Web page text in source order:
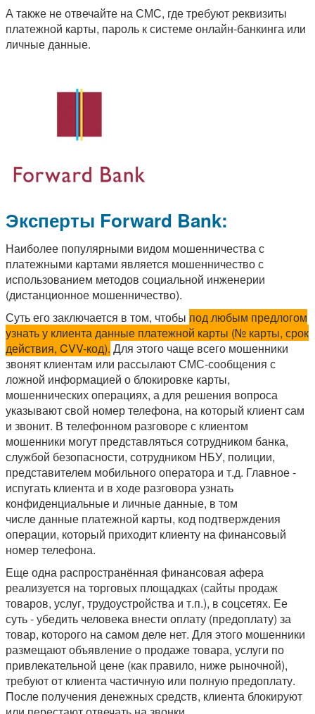
А также не отвечайте на СМС, где требуют реквизиты
платежной карты, пароль к системе онлайн-банкинга или
личные данные.
Эксперты Forward Bank:
Наиболее популярными видом мошенничества с
платежными картами является мошенничество с
использованием методов социальной инженерии
(дистанционное мошенничество).
Суть его заключается в том, чтобы под любым предлогом
узнать у клиента данные платежной карты (№ карты, срок
действия, CVV-код). Для этого чаще всего мошенники
звонят клиентам или рассылают СМС-сообщения с
ложной информацией о блокировке карты,
мошеннических операциях, а для решения вопроса
указывают свой номер телефона, на который клиент сам
и звонит. В телефонном разговоре с клиентом
мошенники могут представляться сотрудником банка,
службой безопасности, сотрудником НБУ, полиции,
представителем мобильного оператора и т.д. Главное -
испугать клиента и в ходе разговора узнать
конфиденциальные и личные данные, в том
числе данные платежной карты, код подтверждения
операции, который приходит клиенту на финансовый
номер телефона.
Еще одна распространённая финансовая афера
реализуется на торговых площадках (сайты продаж
товаров, услуг, трудоустройства и т.п.), в соцсетях. Ее
суть - убедить человека внести оплату (предоплату) за
товар, которого на самом деле нет. Для этого мошенники
размещают объявление о продаже товара, услуги по
привлекательной цене (как правило, ниже рыночной),
требуют от клиента частичную или полную предоплату.
После получения денежных средств, клиента блокируют